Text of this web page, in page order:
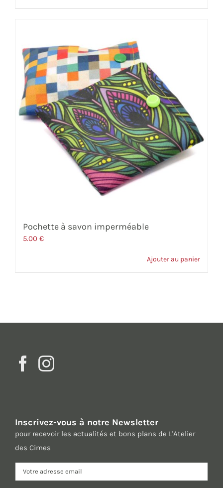
72.00 €
Pochette à savon imperméable
5.00 €
Ajouter au panier
Inscrivez-vous à notre Newsletter
pour recevoir les actualités et bons plans de L'Atelier
des Cimes